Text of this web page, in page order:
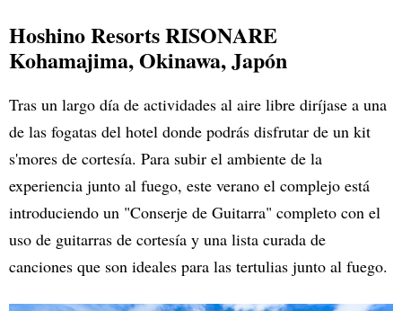
Hoshino Resorts RISONARE
Kohamajima, Okinawa, Japón
Tras un largo día de actividades al aire libre diríjase a una
de las fogatas del hotel donde podrás disfrutar de un kit
s'mores de cortesía. Para subir el ambiente de la
experiencia junto al fuego, este verano el complejo está
introduciendo un "Conserje de Guitarra" completo con el
uso de guitarras de cortesía y una lista curada de
canciones que son ideales para las tertulias junto al fuego.